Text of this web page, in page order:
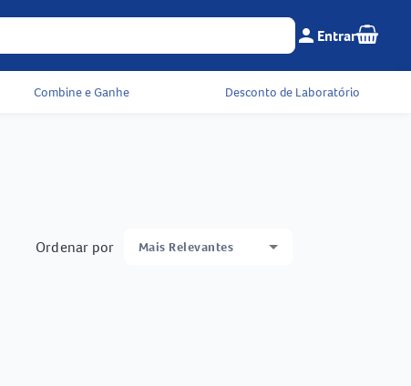
Menu do cliente e
person Entrar Seu
Combine e Ganhe Desconto de Laboratório
Ordenar por Mais Relevantes